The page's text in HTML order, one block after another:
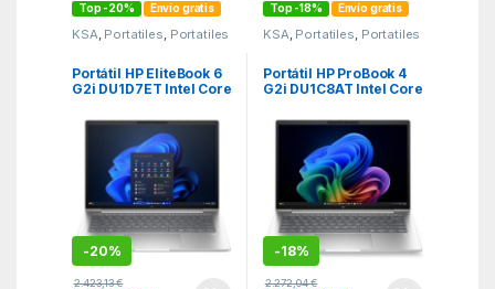
Top -20% Envío gratis
KSA, Portatiles, Portatiles
Portátil HP EliteBook 6
G2i DU1D7ET Intel Core
SSD/ 14″/ Win11 Pro
-20%
2.423,13€
Top -18% Envío gratis
KSA, Portatiles, Portatiles
Portátil HP ProBook 4
G2i DU1C8AT Intel Core
SSD/ 14″/ Win11 Pro
-18%
2.272,04€